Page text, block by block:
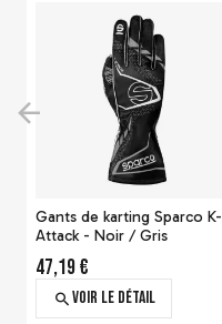
Gants de karting Sparco K-
Attack - Noir / Gris
47,19 €
Voir le détail